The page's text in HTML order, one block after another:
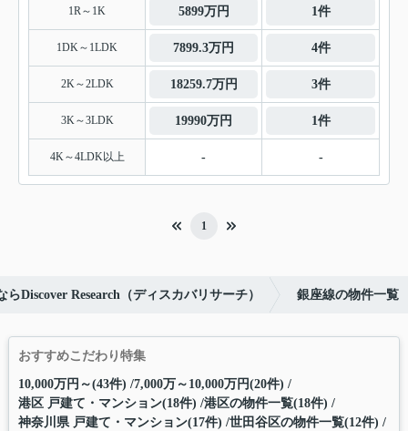
1R～1K 5899万円 1件
1DK～1LDK 7899.3万円 4件
2K～2LDK 18259.7万円 3件
3K～3LDK 19990万円 1件
4K～4LDK以上 - -
1
Discover Research（ディスカバリサーチ） 銀座線の物件一覧
おすすめこだわり特集
10,000万円～(43件) 7,000万～10,000万円(20件)
港区 戸建て・マンション(18件) 港区の物件一覧(18件)
神奈川県 戸建て・マンション(17件) 世田谷区の物件一覧(12件)